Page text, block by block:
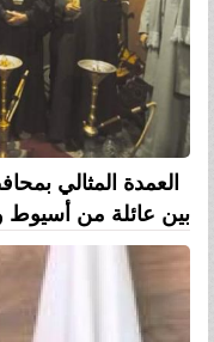
العمدة المثالي
بين عائلة من أسيوط